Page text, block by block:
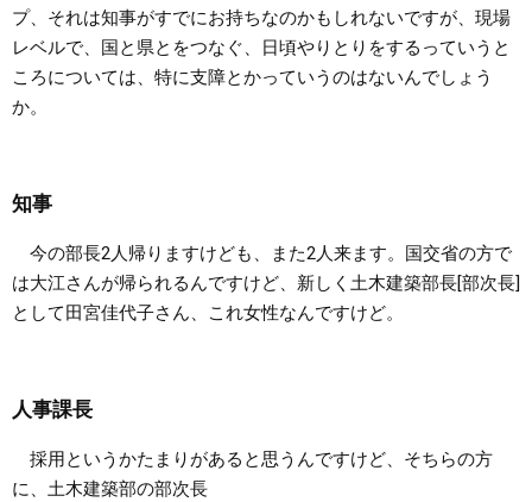
プ、それは知事がすでにお持ちなのかもしれないですが、現場
レベルで、国と県とをつなぐ、日頃やりとりをするっていうと
ころについては、特に支障とかっていうのはないんでしょう
か。
知事
今の部長2人帰りますけども、また2人来ます。国交省の方で
は大江さんが帰られるんですけど、新しく土木建築部長[部次長]
として田宮佳代子さん、これ女性なんですけど。
人事課長
採用というかたまりがあると思うんですけど、そちらの方
に、土木建築部の部次長